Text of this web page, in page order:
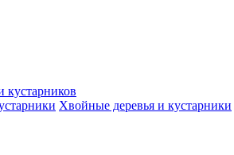
кустарников
Хвойные деревья и кустарники